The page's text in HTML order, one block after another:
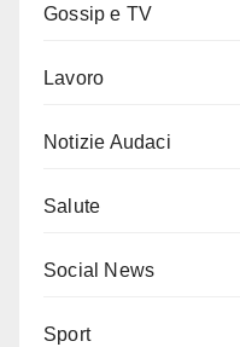
Gossip e TV
Lavoro
Notizie Audaci
Salute
Social News
Sport